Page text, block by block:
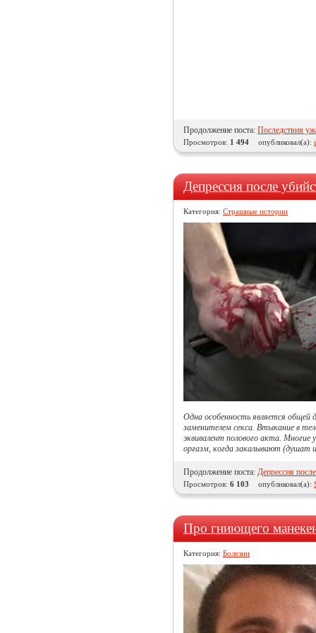
Продолжение поста: Последствия
Просмотров: 1 494 опубликовал(а):
Депрессия после
Категория: Страшные истории
Одна особенность является общей
заменителем секса. Втыкание в
эквивалент полового акта.
оргазм, когда закалывают (душат
Продолжение поста: Депрессия
Просмотров: 6 103 опубликовал(а):
Про гниющего
Категория: Болезни